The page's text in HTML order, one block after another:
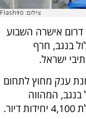
צילום: Flash90
דרום אישרה השבוע
בנגב, חרף
ישראל.
ענק מחוץ לתחום
בנגב, המהווה